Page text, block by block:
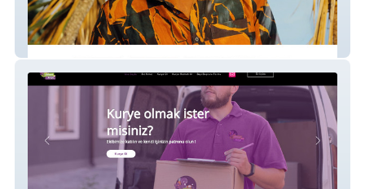
Vool Production